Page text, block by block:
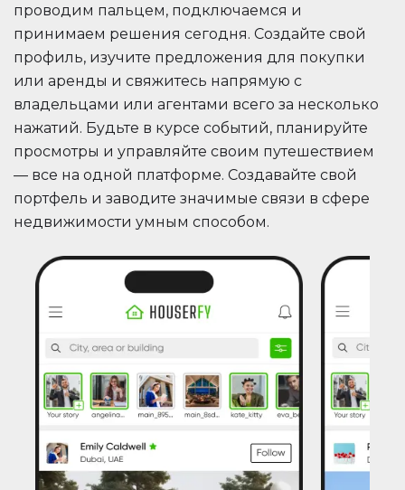
проводим пальцем, подключаемся и
принимаем решения сегодня. Создайте свой
профиль, изучите предложения для покупки
или аренды и свяжитесь напрямую с
владельцами или агентами всего за несколько
нажатий. Будьте в курсе событий, планируйте
просмотры и управляйте своим путешествием
— все на одной платформе. Создавайте свой
портфель и заводите значимые связи в сфере
недвижимости умным способом.